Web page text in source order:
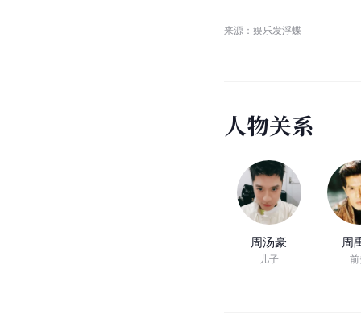
来源：娱乐发浮蝶
人物关系
周汤豪
儿子
周